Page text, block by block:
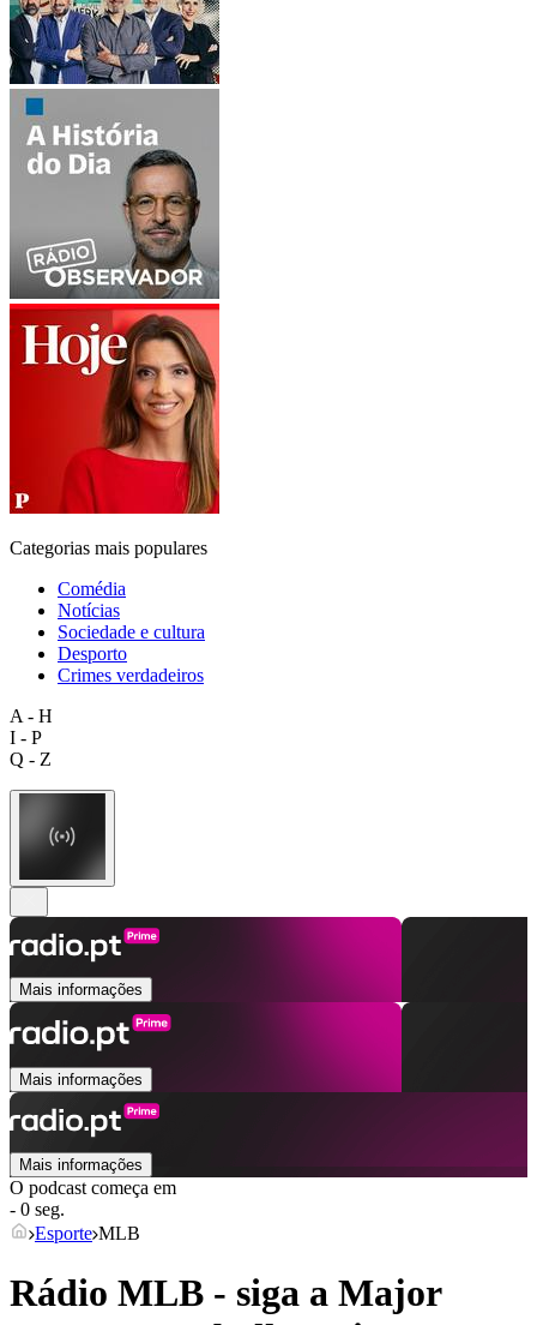
Categorias mais populares
Comédia
Notícias
Sociedade e cultura
Desporto
Crimes verdadeiros
A - H
I - P
Q - Z
Mais informações
Mais informações
Mais informações
O podcast começa em
- 0 seg.
Esporte MLB
Rádio MLB - siga a Major